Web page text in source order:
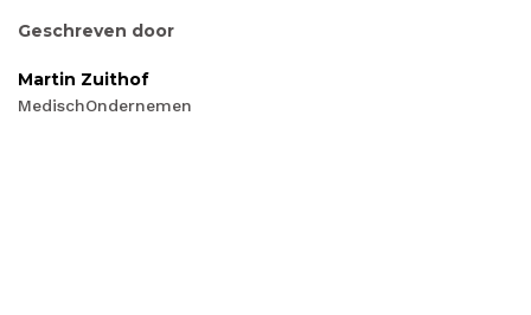
Geschreven door
Martin Zuithof
MedischOndernemen